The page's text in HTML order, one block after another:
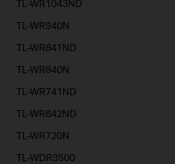
TL-WR1043ND
TL-WR940N
TL-WR841ND
TL-WR840N
TL-WR741ND
TL-WR842ND
TL-WR720N
TL-WDR3500